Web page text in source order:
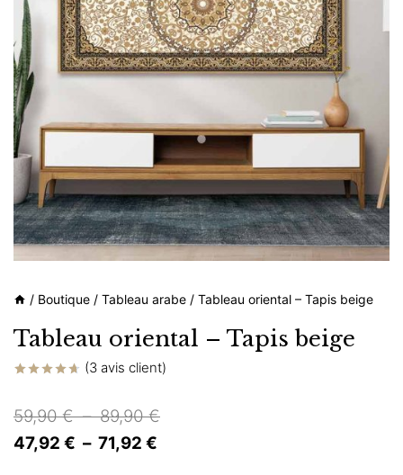
/ Boutique / Tableau arabe / Tableau oriental – Tapis beige
Tableau oriental – Tapis beige
basé sur
notations
client
(3 avis client)
59,90€ – 89,90€Plage
47,92 € – 71,92 €